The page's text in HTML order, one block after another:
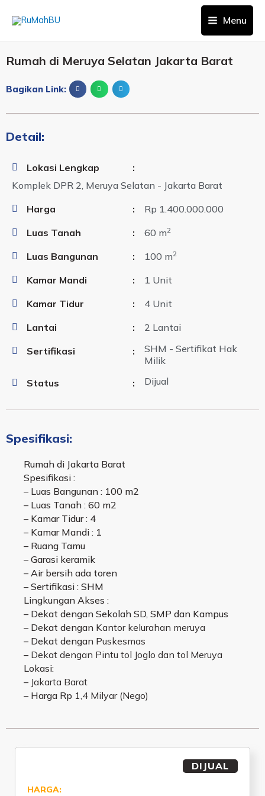
Menu
Rumah di Meruya Selatan Jakarta Barat
Bagikan Link:
Detail:
Lokasi Lengkap
:
Komplek DPR 2, Meruya Selatan - Jakarta Barat
Harga
:
Rp 1.400.000.000
Luas Tanah
: 60 m2
Luas Bangunan : 100 m2
Kamar Mandi :
1 Unit
Kamar Tidur
:
4 Unit
Lantai
:
2 Lantai
Sertifikasi
:
SHM - Sertifikat Hak
Milik
Status
: Dijual
Spesifikasi:
Rumah di Jakarta Barat
Spesifikasi :
– Luas Bangunan : 100 m2
– Luas Tanah : 60 m2
– Kamar Tidur : 4
– Kamar Mandi : 1
– Ruang Tamu
– Garasi keramik
– Air bersih ada toren
– Sertifikasi : SHM
Lingkungan Akses :
– Dekat dengan Sekolah SD, SMP dan Kampus
– Dekat dengan Kantor kelurahan meruya
– Dekat dengan Puskesmas
– Dekat dengan Pintu tol Joglo dan tol Meruya
Lokasi:
– Jakarta Barat
– Harga Rp 1,4 Milyar (Nego)
DIJUAL
HARGA: